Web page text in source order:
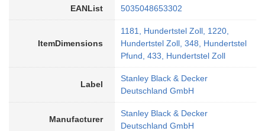
EANList 5035048653302
ItemDimensions
1181, Hundertstel Zoll, 1220,
Hundertstel Zoll, 348, Hundertstel
Pfund, 433, Hundertstel Zoll
Label
Stanley Black & Decker
Deutschland GmbH
Manufacturer
Stanley Black & Decker
Deutschland GmbH